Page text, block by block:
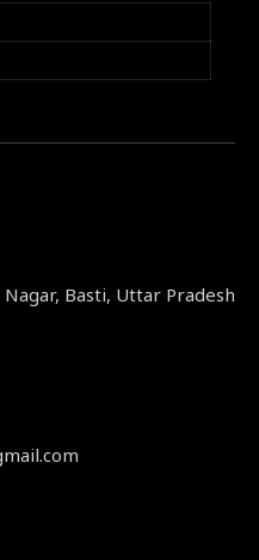
Basti, Uttar Pradesh